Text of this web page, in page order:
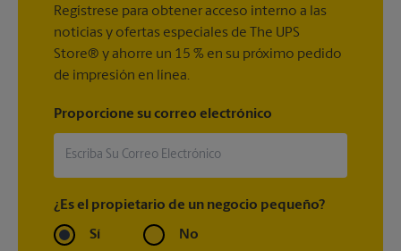
Regístrese para obtener acceso interno a las
noticias y ofertas especiales de The UPS
Store® y ahorre un 15 % en su próximo pedido
de impresión en línea.
Proporcione su correo electrónico
¿Es el propietario de un negocio pequeño?
Sí No